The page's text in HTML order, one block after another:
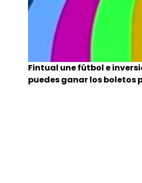
Fintual une fútbol e
puedes ganar los boletos